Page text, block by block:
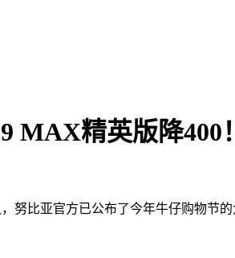
MAX精英版降400！
努比亚官方已公布了今年牛仔购物节